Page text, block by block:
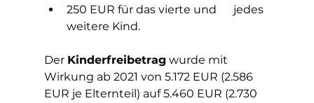
250 EUR für das vierte und      jedes
weitere Kind.
Der Kinderfreibetrag wurde mit
Wirkung ab 2021 von 5.172 EUR (2.586
EUR je Elternteil) auf 5.460 EUR (2.730